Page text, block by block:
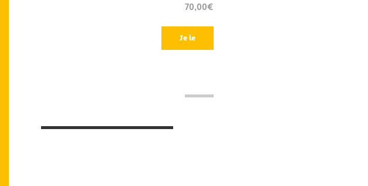
70,00€
Je le